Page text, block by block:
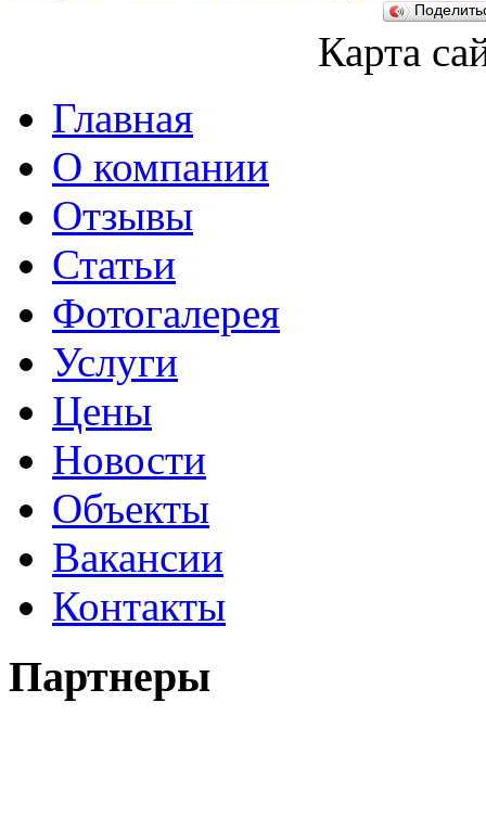
Карта
Главная
О компании
Отзывы
Статьи
Фотогалерея
Услуги
Цены
Новости
Объекты
Вакансии
Контакты
Партнеры